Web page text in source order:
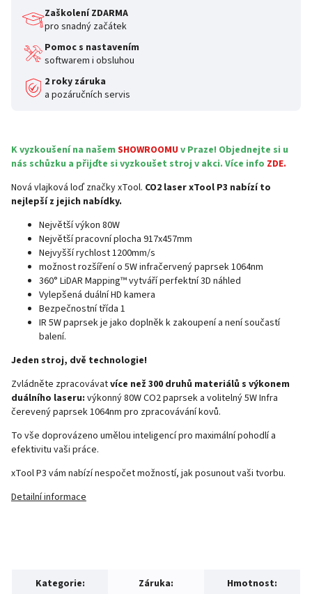
Zaškolení ZDARMA
pro snadný začátek
Pomoc s nastavením
softwarem i obsluhou
2 roky záruka
a pozáručních servis
K vyzkoušení na našem SHOWROOMU v Praze! Objednejte si u
nás schůzku a přijďte si vyzkoušet stroj v akci. Více info ZDE.
Nová vlajková loď značky xTool. CO2 laser xTool P3 nabízí to
nejlepší z jejich nabídky.
Největší výkon 80W
Největší pracovní plocha 917x457mm
Nejvyšší rychlost 1200mm/s
možnost rozšíření o 5W infračervený paprsek 1064nm
360° LiDAR Mapping™ vytváří perfektní 3D náhled
Vylepšená duální HD kamera
Bezpečnostní třída 1
IR 5W paprsek je jako doplněk k zakoupení a není součastí
balení.
Jeden stroj, dvě technologie!
Zvládněte zpracovávatvíce než 300 druhů materiálů s výkonem
duálního laseru: výkonný 80W CO2 paprsek a volitelný 5W Infra
čerevený paprsek 1064nm pro zpracovávání kovů.
To vše doprovázeno umělou inteligencí pro maximální pohodlí a
efektivitu vaši práce.
xTool P3 vám nabízí nespočet možností, jak posunout vaši tvorbu.
Detailní informace
Kategorie: Záruka: Hmotnost: